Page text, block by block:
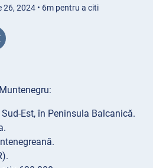
26, 2024 • 6m pentru a citi
Est, în Peninsula Balcanică.